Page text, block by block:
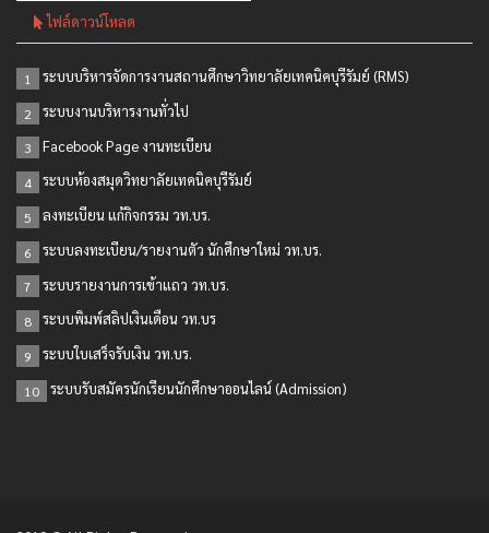
ไฟล์ดาวน์โหลด
1 ระบบบริหารจัดการงานสถานศึกษาวิทยาลัยเทคนิคบุรีรัมย์ (RMS)
2 ระบบงานบริหารงานทั่วไป
3 Facebook Page งานทะเบียน
4 ระบบห้องสมุดวิทยาลัยเทคนิคบุรีรัมย์
5 ลงทะเบียน แก้กิจกรรม วท.บร.
6 ระบบลงทะเบียน/รายงานตัว นักศึกษาใหม่ วท.บร.
7 ระบบรายงานการเข้าแถว วท.บร.
8 ระบบพิมพ์สลิปเงินเดือน วท.บร
9 ระบบใบเสร็จรับเงิน วท.บร.
10 ระบบรับสมัครนักเรียนนักศึกษาออนไลน์ (Admission)